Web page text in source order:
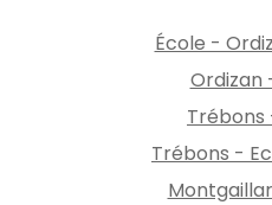
École -
Ordizan
Trébons
Trébons -